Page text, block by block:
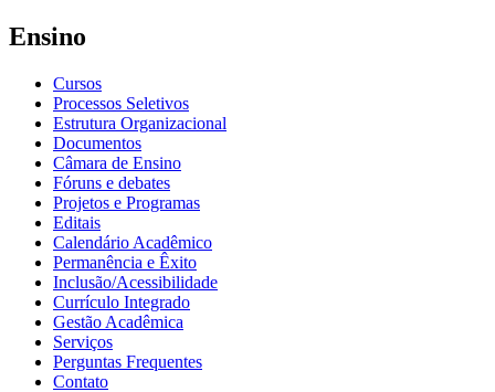
Ensino
Cursos
Processos Seletivos
Estrutura Organizacional
Documentos
Câmara de Ensino
Fóruns e debates
Projetos e Programas
Editais
Calendário Acadêmico
Permanência e Êxito
Inclusão/Acessibilidade
Currículo Integrado
Gestão Acadêmica
Serviços
Perguntas Frequentes
Contato